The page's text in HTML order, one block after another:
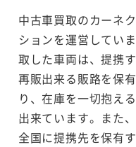
中古車買取のカーネ
ションを運営してい
取した車両は、提携
再販出来る販路を保
り、在庫を一切抱え
出来ています。また
全国に提携先を保有